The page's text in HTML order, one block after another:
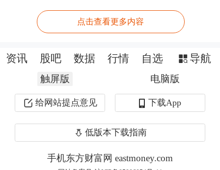
点击查看更多内容
资讯 股吧 数据 行情 自选 导航
触屏版 电脑版
给网站提点意见 下载App
低版本下载指南
手机东方财富网 eastmoney.com